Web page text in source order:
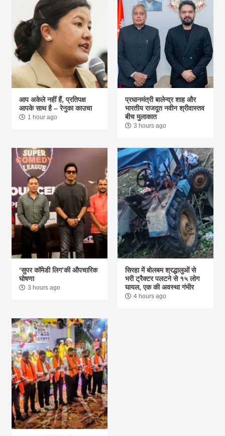
आप अकेले नहीं हैं, प्रतिपक्ष
आपके साथ है – रेनुका काउचा
1 hour ago
प्रधानमंत्री बालेन्द्र शाह और
भारतीय राजदूत नवीन श्रीवास्तव
बीच मुलाकात
3 hours ago
‘सुपर कॉमेडी लिग’की औपचारिक
घोषणा
3 hours ago
सिरहा में बोलबम श्रद्धालुओं से
भरी ट्रैक्टर पलटने से १५ लोग
घायल, एक की अवस्था गंभीर
4 hours ago